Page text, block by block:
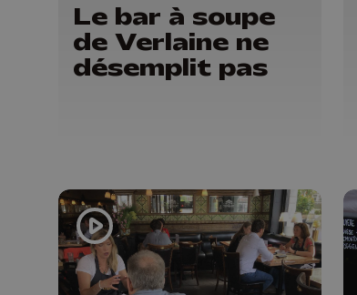
Le bar à soupe
de Verlaine ne
désemplit pas